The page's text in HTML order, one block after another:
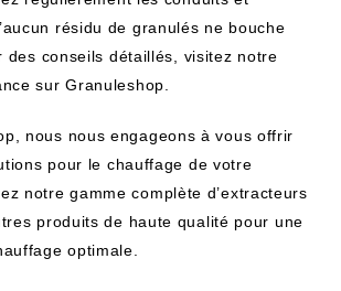
résidu de granulés ne bouche
des conseils détaillés, visitez notre
sur Granuleshop.
nous nous engageons à vous offrir
pour le chauffage de votre
notre gamme complète d’extracteurs
produits de haute qualité pour une
optimale.